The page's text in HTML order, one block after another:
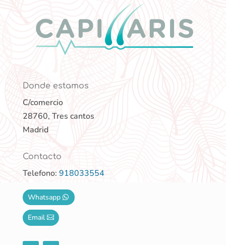
Donde estamos
C/comercio
28760, Tres cantos
Madrid
Contacto
Telefono: 918033554
Whatsapp
Email